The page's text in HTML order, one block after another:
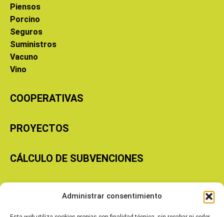
Administrar consentimiento
Piensos
Porcino
Seguros
Suministros
Vacuno
Vino
COOPERATIVAS
PROYECTOS
CÁLCULO DE SUBVENCIONES